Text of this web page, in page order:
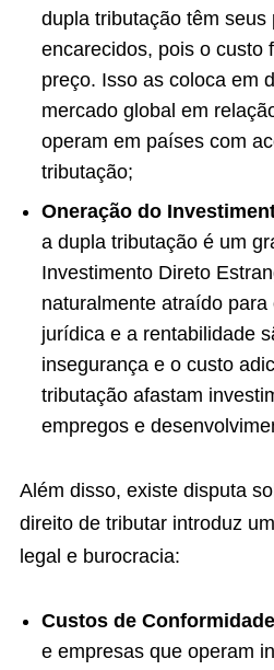
dupla tributação têm
encarecidos, pois o custo
preço. Isso as coloca em
mercado global em
operam em países com
tributação;
Oneração do
a dupla tributação é um
Investimento Direto
naturalmente atraído
jurídica e a rentabilidade
insegurança e o custo
tributação afastam
empregos e
Além disso, existe disputa
direito de tributar introduz
legal e burocracia:
Custos de
e empresas que operam